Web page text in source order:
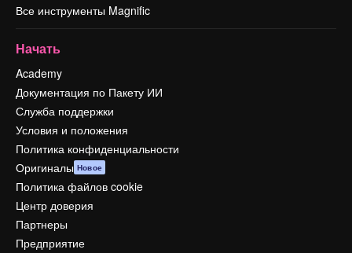
Все инструменты Magnific
Начать
Academy
Документация по Пакету ИИ
Служба поддержки
Условия и положения
Политика конфиденциальности
Оригиналы Новое
Политика файлов cookie
Центр доверия
Партнеры
Предприятие